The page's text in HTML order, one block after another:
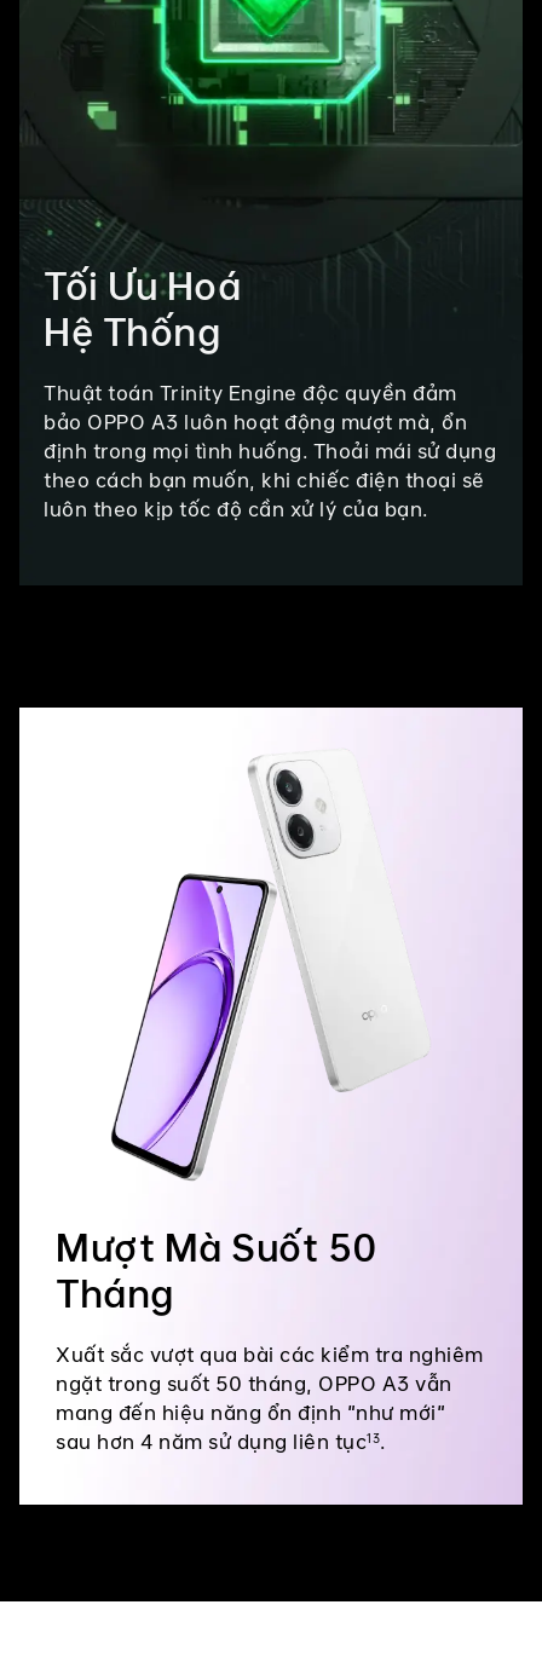
Tối Ưu Hoá
Hệ Thống
Thuật toán Trinity Engine độc quyền đảm
bảo OPPO A3 luôn hoạt động mượt mà, ổn
định trong mọi tình huống. Thoải mái sử dụng
theo cách bạn muốn, khi chiếc điện thoại sẽ
luôn theo kịp tốc độ cần xử lý của bạn.
Mượt Mà Suốt 50
Tháng
Xuất sắc vượt qua bài các kiểm tra nghiêm
ngặt trong suốt 50 tháng, OPPO A3 vẫn
mang đến hiệu năng ổn định "như mới"
sau hơn 4 năm sử dụng liên tục13.